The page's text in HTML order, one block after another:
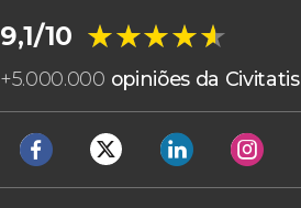
9,1/10 ★★★★★
★★★★★
+5.000.000 opiniões da Civitatis